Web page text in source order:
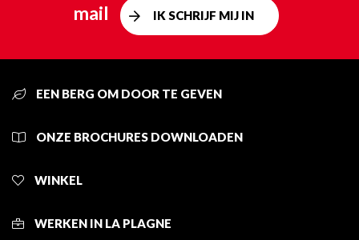
mail
IK SCHRIJF MIJ IN
EEN BERG OM DOOR TE GEVEN
ONZE BROCHURES DOWNLOADEN
WINKEL
WERKEN IN LA PLAGNE